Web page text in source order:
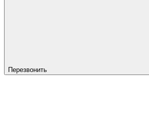
Перезвонить